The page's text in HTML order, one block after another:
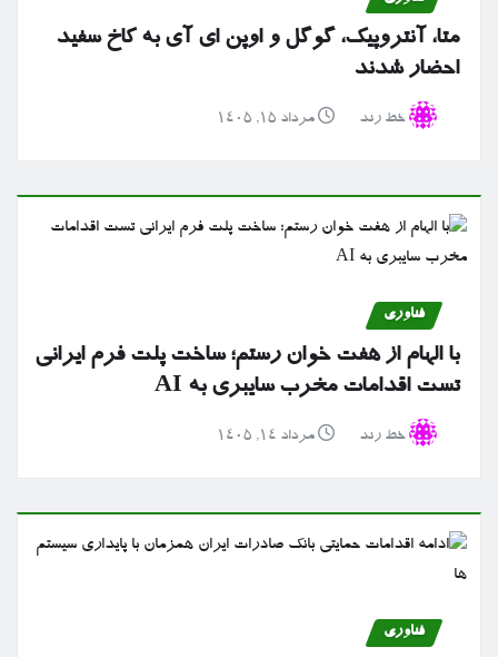
متا، آنتروپیک، گوگل و اوپن ای آی به کاخ سفید
احضار شدند
خط رند مرداد ۱۵, ۱۴۰۵
فناوری
با الهام از هفت خوان رستم؛ ساخت پلت فرم ایرانی
تست اقدامات مخرب سایبری به AI
خط رند مرداد ۱۴, ۱۴۰۵
فناوری